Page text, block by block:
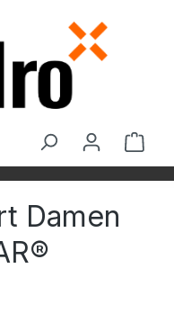
Damen